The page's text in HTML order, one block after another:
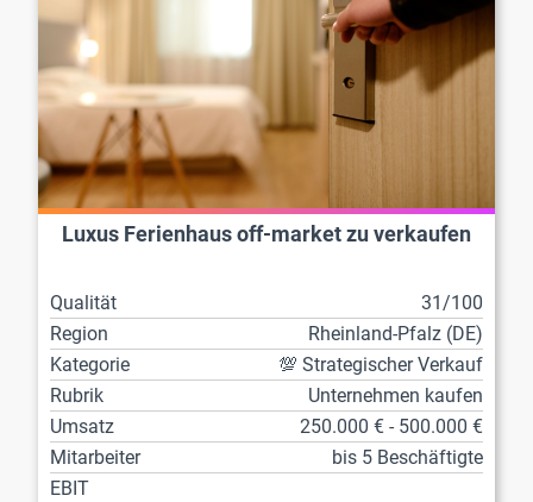
Luxus Ferienhaus off-market zu verkaufen
Qualität
31/100
Region
Rheinland-Pfalz (DE)
Kategorie
💯 Strategischer Verkauf
Rubrik
Unternehmen kaufen
Umsatz
250.000 € - 500.000 €
Mitarbeiter
bis 5 Beschäftigte
EBIT